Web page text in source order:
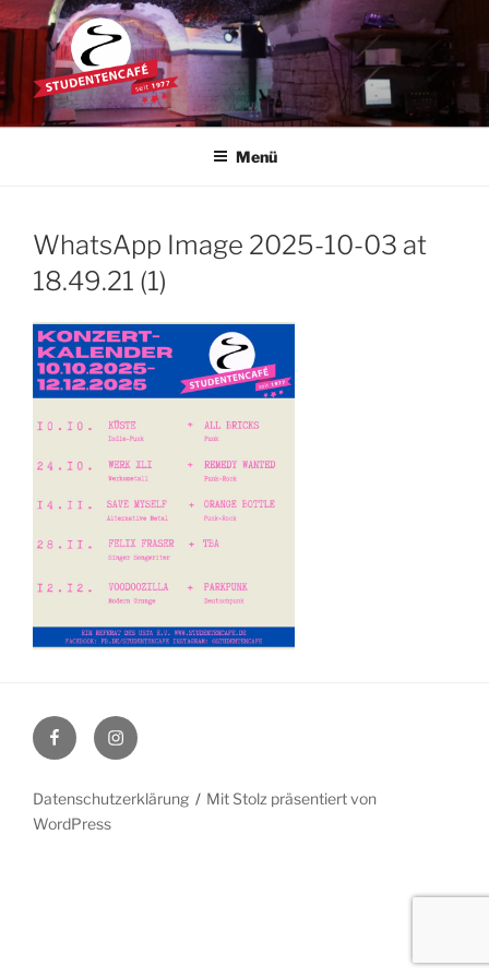
Zum
Inhalt
springen
STUDENTENCAFÉ
Die Kultkneipe in Ulm seit 1977
Menü
WhatsApp Image 2025-10-03 at
18.49.21 (1)
FacebookInstagram
Datenschutzerklärung
Mit Stolz präsentiert von
WordPress